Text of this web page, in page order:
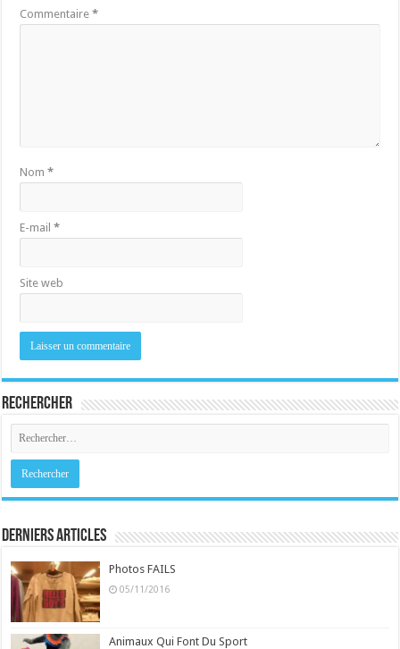
Commentaire*
Nom*
E-mail*
Site web
Rechercher
Derniers Articles
Photos FAILS
05/11/2016
Animaux Qui Font Du Sport